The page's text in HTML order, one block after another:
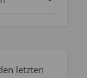
letzten